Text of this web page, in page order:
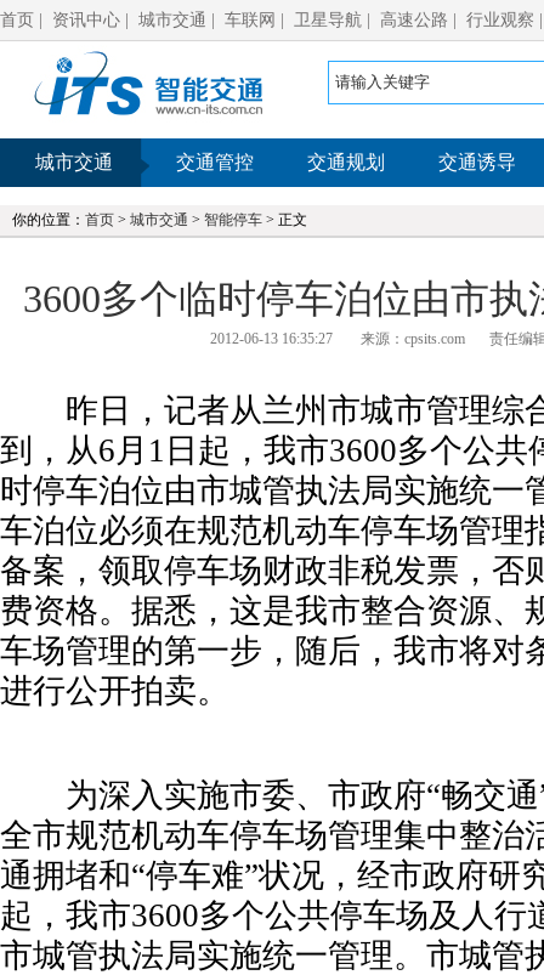
首页 资讯中心 城市交通 车联网 卫星导航 高速公路 行业观察
城市交通 交通管控 交通规划 交通诱导
你的位置： 首页 > 城市交通 > 智能停车 > 正文
3600多个临时停车泊位由市
2012-06-13 16:35:27 来源：cpsits.com 责任编
昨日，记者从兰州市城市管理综
到，从6月1日起，我市3600多个公共
时停车泊位由市城管执法局实施统一
车泊位必须在规范机动车停车场管理
备案，领取停车场财政非税发票，否
费资格。据悉，这是我市整合资源、
车场管理的第一步，随后，我市将对
进行公开拍卖。
为深入实施市委、市政府“畅交通
全市规范机动车停车场管理集中整治
通拥堵和“停车难”状况，经市政府研
起，我市3600多个公共停车场及人行
市城管执法局实施统一管理。市城管